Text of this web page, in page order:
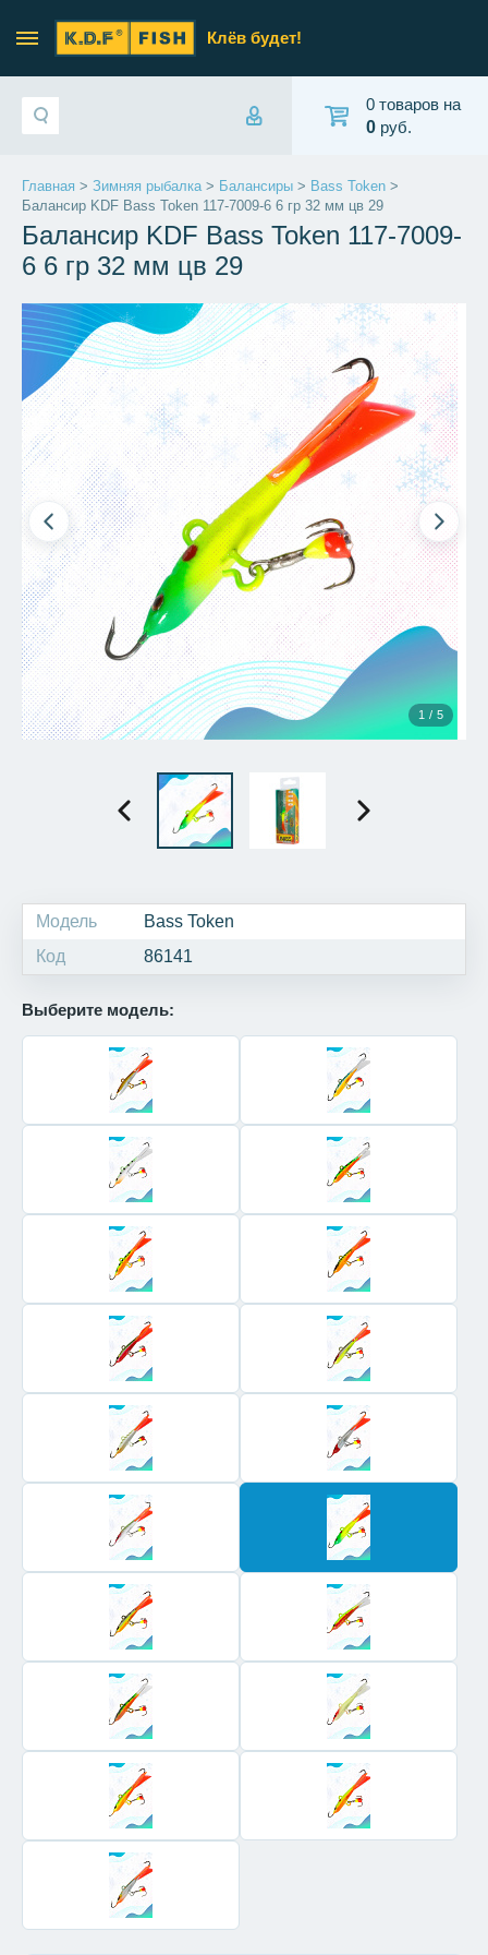
Клёв будет!
0 товаров на
0 руб.
Главная > Зимняя рыбалка> Балансиры > Bass Token >
Балансир KDF Bass Token 117-7009-6 6 гр 32 мм цв 29
Балансир KDF Bass Token 117-7009-
6 6 гр 32 мм цв 29
1 / 5
Модель
Bass Token
Код
86141
Выберите модель: